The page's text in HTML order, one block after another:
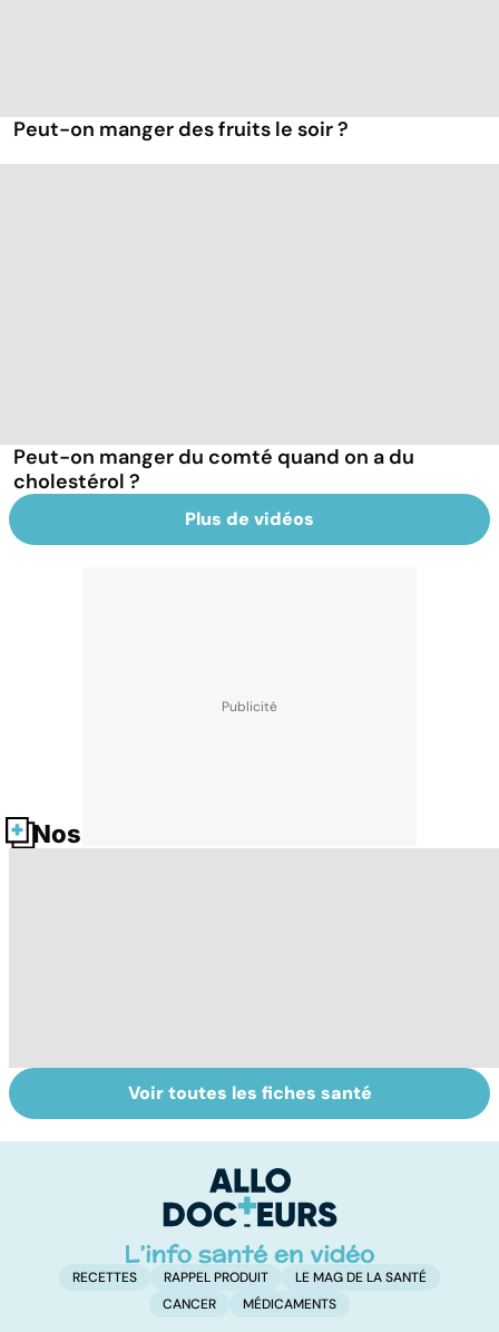
Peut-on manger des fruits le soir ?
Peut-on manger du comté quand on a du
cholestérol ?
Plus de vidéos
Nos fiches santé
Le magnésium,
un oligo-élément
Intestin irritable :
le régime
solution ?
Voir toutes les fiches santé
RECETTES RAPPEL PRODUIT
LE MAG DE LA SANTÉ
CANCER
MÉDICAMENTS